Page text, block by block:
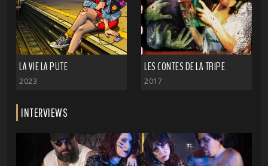
LA VIE LA PUTE
2023
LES CONTES DE LA TRIPE
2017
INTERVIEWS